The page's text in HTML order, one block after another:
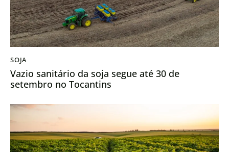
SOJA
Vazio sanitário da soja segue até 30 de
setembro no Tocantins